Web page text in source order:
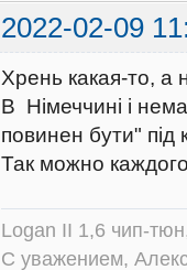
2022-02-09
Хрень какая-то, а
В Німеччині і
повинен бути" під
Так можно
Logan II 1,6 чип-
С уважением,